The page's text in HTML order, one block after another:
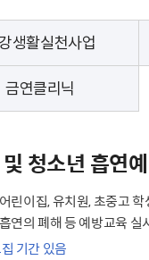
생활실천사업
금연클리닉
청소년 흡연
린이집, 유치원, 초중고 학
연의 폐해 등 예방교육 실
기간 있음